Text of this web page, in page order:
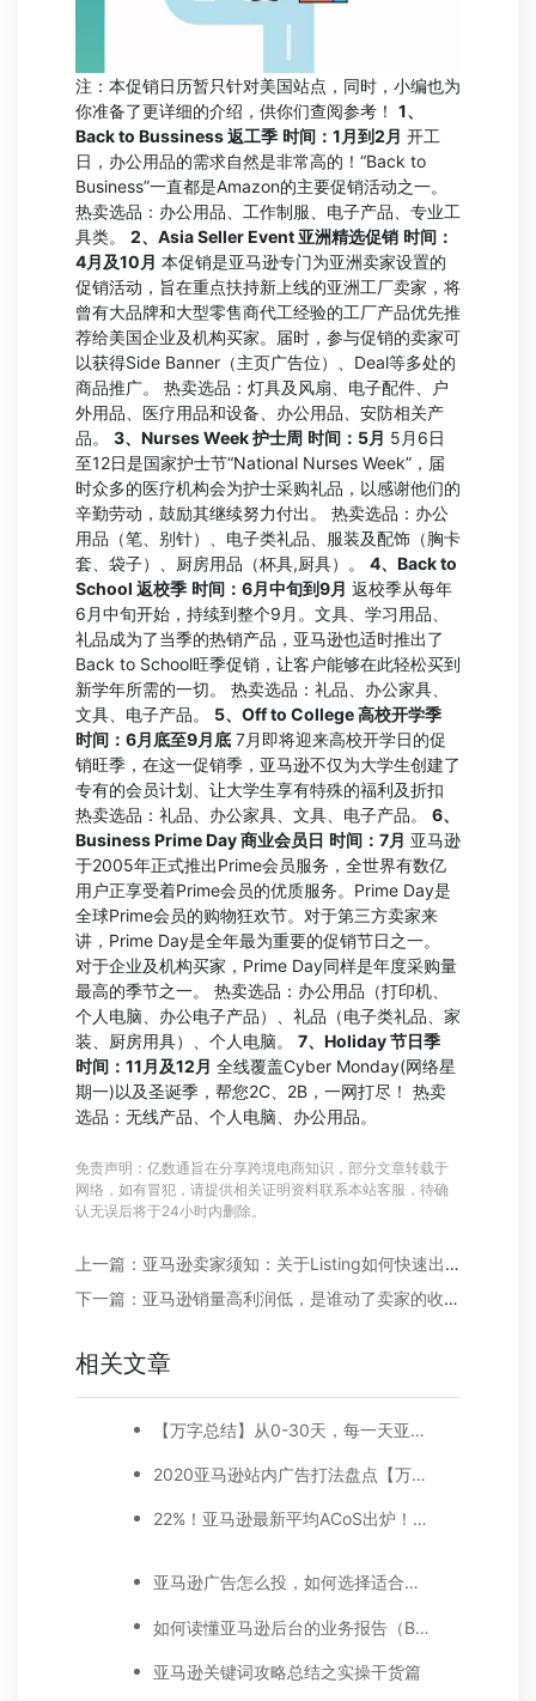
注：本促销日历暂只针对美国站点，同时，小编也为
你准备了更详细的介绍，供你们查阅参考！ 1、
Back to Bussiness返工季 时间：1月到2月 开工
日，办公用品的需求自然是非常高的！“Back to
Business”一直都是Amazon的主要促销活动之一。
热卖选品：办公用品、工作制服、电子产品、专业工
具类。 2、Asia Seller Event 亚洲精选促销 时间：
4月及10月 本促销是亚马逊专门为亚洲卖家设置的
促销活动，旨在重点扶持新上线的亚洲工厂卖家，将
曾有大品牌和大型零售商代工经验的工厂产品优先推
荐给美国企业及机构买家。届时，参与促销的卖家可
以获得Side Banner（主页广告位）、Deal等多处的
商品推广。 热卖选品：灯具及风扇、电子配件、户
外用品、医疗用品和设备、办公用品、安防相关产
品。 3、Nurses Week护士周 时间：5月 5月6日
至12日是国家护士节“National Nurses Week”，届
时众多的医疗机构会为护士采购礼品，以感谢他们的
辛勤劳动，鼓励其继续努力付出。 热卖选品：办公
用品（笔、别针）、电子类礼品、服装及配饰（胸卡
套、袋子）、厨房用品（杯具,厨具）。 4、Back to
School 返校季 时间：6月中旬到9月 返校季从每年
6月中旬开始，持续到整个9月。文具、学习用品、
礼品成为了当季的热销产品，亚马逊也适时推出了
Back to School旺季促销，让客户能够在此轻松买到
新学年所需的一切。 热卖选品：礼品、办公家具、
文具、电子产品。 5、Off to College高校开学季
时间：6月底至9月底 7月即将迎来高校开学日的促
销旺季，在这一促销季，亚马逊不仅为大学生创建了
专有的会员计划、让大学生享有特殊的福利及折扣
热卖选品：礼品、办公家具、文具、电子产品。 6、
Business Prime Day商业会员日 时间：7月 亚马逊
于2005年正式推出Prime会员服务，全世界有数亿
用户正享受着Prime会员的优质服务。Prime Day是
全球Prime会员的购物狂欢节。对于第三方卖家来
讲，Prime Day是全年最为重要的促销节日之一。
对于企业及机构买家，Prime Day同样是年度采购量
最高的季节之一。 热卖选品：办公用品（打印机、
个人电脑、办公电子产品）、礼品（电子类礼品、家
装、厨房用具）、个人电脑。 7、Holiday节日季
时间：11月及12月 全线覆盖Cyber Monday(网络星
期一)以及圣诞季，帮您2C、2B，一网打尽！ 热卖
选品：无线产品、个人电脑、办公用品。
免责声明：亿数通旨在分享跨境电商知识，部分文章转载于
网络，如有冒犯，请提供相关证明资料联系本站客服，待确
认无误后将于24小时内删除。
上一篇：亚马逊卖家须知：关于Listing如何快速出单的四个“偏方”
下一篇：亚马逊销量高利润低，是谁动了卖家的收入？
相关文章
【万字总结】从0-30天，每一天亚马逊广告打造技巧真实案例细节分享
2020亚马逊站内广告打法盘点【万字好文】
22%！亚马逊最新平均ACoS出炉！这三步做好，ACoS优化差不了！
亚马逊广告怎么投，如何选择适合你的广告模式？
如何读懂亚马逊后台的业务报告（Business report)
亚马逊关键词攻略总结之实操干货篇